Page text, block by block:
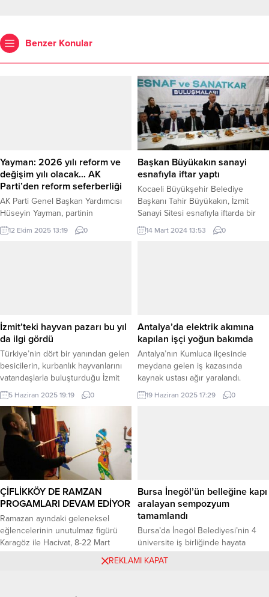
Benzer Konular
Yayman: 2026 yılı reform ve
değişim yılı olacak… AK
Parti’den reform seferberliği
AK Parti Genel Başkan Yardımcısı
Hüseyin Yayman, partinin
önümüzdeki dönemde yeni bir
reform sürecine gireceğini
milletin umudunu reformlarla
büyütmüş, değişimi yönetmiş
büyük...
12 Ekim 2025 13:19 0
Başkan Büyükakın sanayi
esnafıyla iftar yaptı
Kocaeli Büyükşehir Belediye
Başkanı Tahir Büyükakın, İzmit
Sanayi Sitesi esnafıyla iftarda bir
araya geldi. KOCAELİ (İGFA) –
Kocaeli Büyükşehir Belediye
İFTAR İzmit Sanayi...
14 Mart 2024 13:53 0
İzmit’teki hayvan pazarı bu yıl
da ilgi gördü
Türkiye’nin dört bir yanından gelen
besicilerin, kurbanlık hayvanlarını
vatandaşlarla buluşturduğu İzmit
Belediyesi Modern Hayvan Pazarı
bu yıl da yoğun ilgi gördü. Hayvan
Pazarı’nda satışların sonuna
gelinirken İzmit Belediyesi Meclis
Üyesi Erdem Arcan da alanda
açıklamalarda bulundu KOCAELİ
(İGFA) – İzmit Belediyesi Modern
Hayvan Pazarı’nda günler önce
başlayan kurbanlık satışlarının
sonuna...
5 Haziran 2025 19:19 0
Antalya’da elektrik akımına
kapılan işçi yoğun bakımda
Antalya’nın Kumluca ilçesinde
meydana gelen iş kazasında
kaynak ustası ağır yaralandı.
Mehmet ŞENTURK / ANTALYA
(İGFA) –Antalya’nın Yeni Mahalle
Çağrı Merkezi’ni aradığı...
19 Haziran 2025 17:29 0
ÇİFLİKKÖY DE RAMZAN
PROGAMLARI DEVAM EDİYOR
Ramazan ayındaki geleneksel
eğlencelerinin unutulmaz figürü
Karagöz ile Hacivat, 8-22 Mart
buluşuyor. Kültürel mirasımız olan
Bursa İnegöl’ün belleğine kapı
aralayan sempozyum
tamamlandı
Bursa’da İnegöl Belediyesi’nin 4
üniversite iş birliğinde hayata
Uluslararası İnegöl Şehir
12 Ekim 2025 15:19
REKLAMI KAPAT